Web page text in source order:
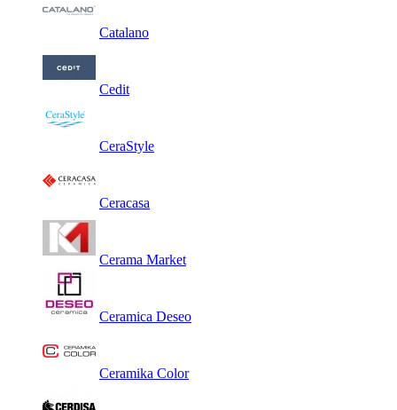
Catalano
Cedit
CeraStyle
Ceracasa
Cerama Market
Ceramica Deseo
Ceramika Color